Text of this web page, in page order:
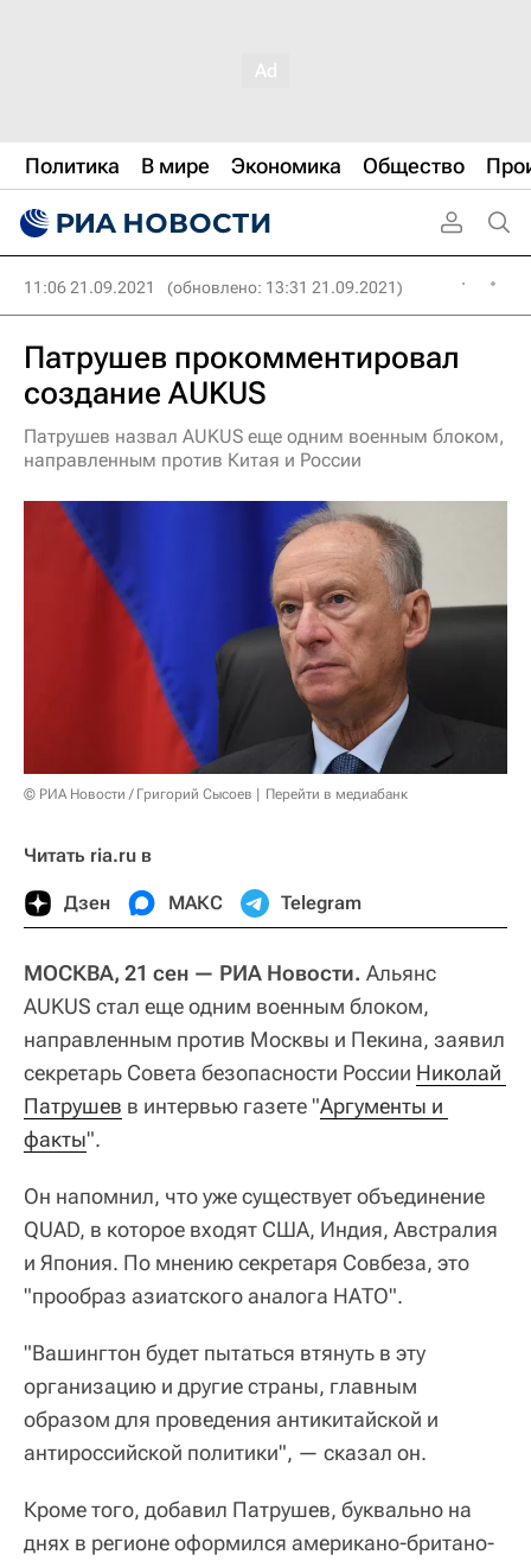
Политика В мире Экономика Общество
11:06 21.09.2021 (обновлено: 13:31 21.09.2021)
Патрушев прокомментировал
создание AUKUS
Патрушев назвал AUKUS еще одним военным блоком,
направленным против Китая и России
© РИА Новости / Григорий Сысоев Перейти в медиабанк
Читать ria.ru в
Дзен МАКС Telegram
МОСКВА, 21 сен — РИА Новости. Альянс
AUKUS стал еще одним военным блоком,
направленным против Москвы и Пекина, заявил
секретарь Совета безопасности России Николай
Патрушев в интервью газете "Аргументы и
факты".
Он напомнил, что уже существует объединение
QUAD, в которое входят США, Индия, Австралия
и Япония. По мнению секретаря Совбеза, это
"прообраз азиатского аналога НАТО".
"Вашингтон будет пытаться втянуть в эту
организацию и другие страны, главным
образом для проведения антикитайской и
антироссийской политики", — сказал он.
Кроме того, добавил Патрушев, буквально на
днях в регионе оформился американо-британо-